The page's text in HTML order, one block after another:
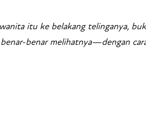
itu ke belakang telinganya,
benar melihatnya—dengan